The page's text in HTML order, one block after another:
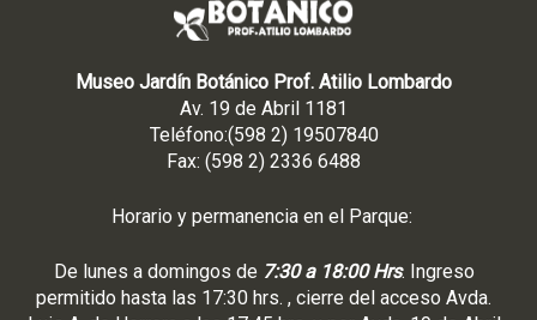
Museo Jardín Botánico Prof. Atilio Lombardo
Av. 19 de Abril 1181
Teléfono:(598 2) 19507840
Fax: (598 2) 2336 6488
Horario y permanencia en el Parque:
De lunes a domingos de 7:30 a 18:00 Hrs. Ingreso
permitido hasta las 17:30 hrs. , cierre del acceso Avda.